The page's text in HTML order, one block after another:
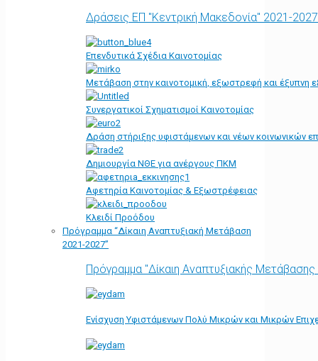
Δράσεις ΕΠ "Κεντρική Μακεδονία" 2021-2027
Επενδυτικά Σχέδια Καινοτομίας
Μετάβαση στην καινοτομική, εξωστρεφή και έξυπνη
Συνεργατικοί Σχηματισμοί Καινοτομίας
Δράση στήριξης υφιστάμενων και νέων κοινωνικών
Δημιουργία ΝΘΕ για ανέργους ΠΚΜ
Αφετηρία Kαινοτομίας & Εξωστρέφειας
Κλειδί Προόδου
Πρόγραμμα “Δίκαιη Αναπτυξιακή Μετάβαση
2021-2027”
Πρόγραμμα "Δίκαιη Αναπτυξιακής
Ενίσχυση Υφιστάμενων Πολύ Μικρών και Μικρών